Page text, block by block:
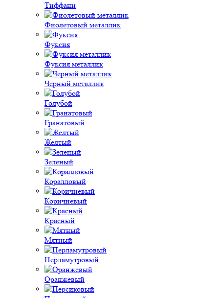
Тиффани
Фиолетовый металлик
Фуксия
Фуксия металлик
Черный металлик
Голубой
Гранатовый
Желтый
Зеленый
Коралловый
Коричневый
Красный
Мятный
Перламутровый
Оранжевый